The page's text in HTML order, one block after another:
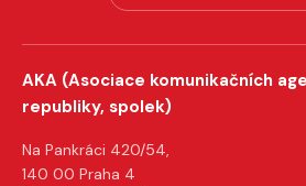
AKA (Asociace komunikačních
republiky, spolek)
Na Pankráci 420/54,
140 00 Praha 4